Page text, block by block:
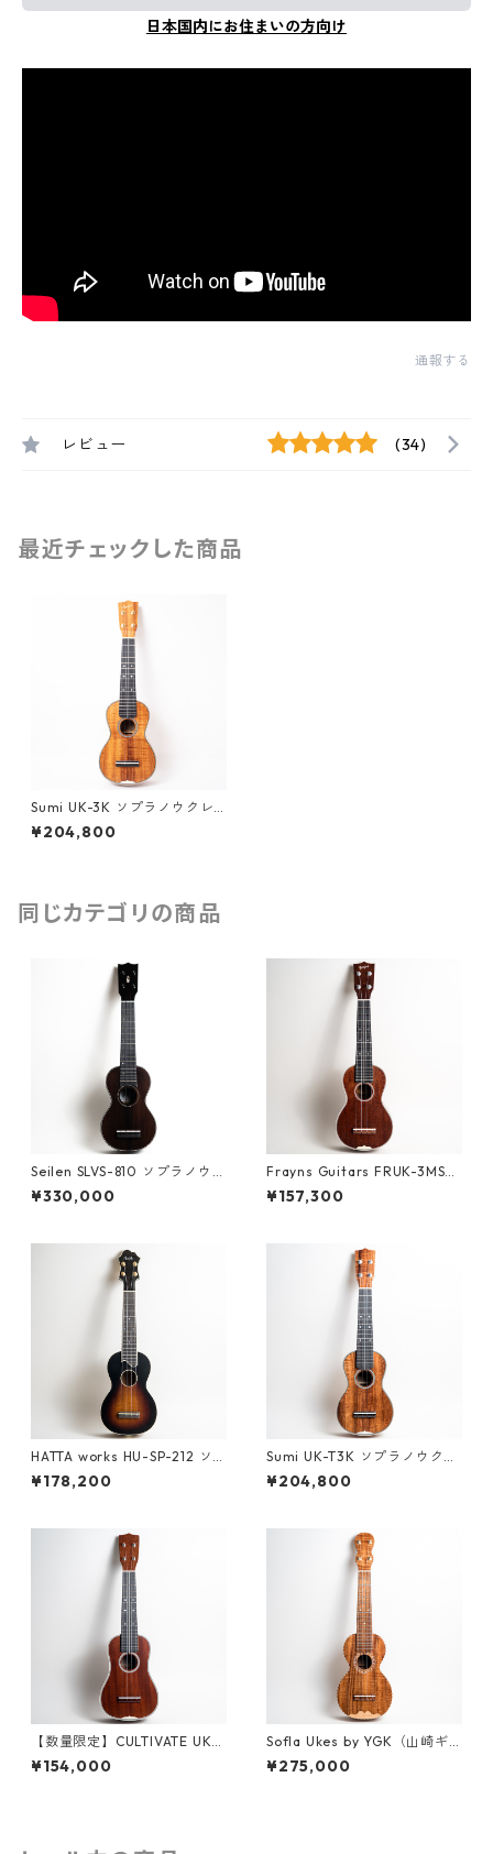
日本国内にお住まいの方向け
通報する
レビュー (34)
最近チェックした商品
Sumi UK-3K ソプラノウクレ
レ #231350
¥204,800
同じカテゴリの商品
Seilen SLVS-810 ソプラノウク
レレ #2026
¥330,000
Frayns Guitars FRUK-3MS
ソプラノウクレレ #2500094
¥157,300
HATTA works HU-SP-212 ソ
プラノウクレレ
¥178,200
Sumi UK-T3K ソプラノウクレ
レ #261529
¥204,800
【数量限定】CULTIVATE UKU
LELE D3M-W（フィジーマホ
ガニー）ソプラノウクレレ
¥154,000
Sofla Ukes by YGK（山崎ギ
ター工房）#457 ハワイアンコ
ア ソプラノウクレレ
¥275,000